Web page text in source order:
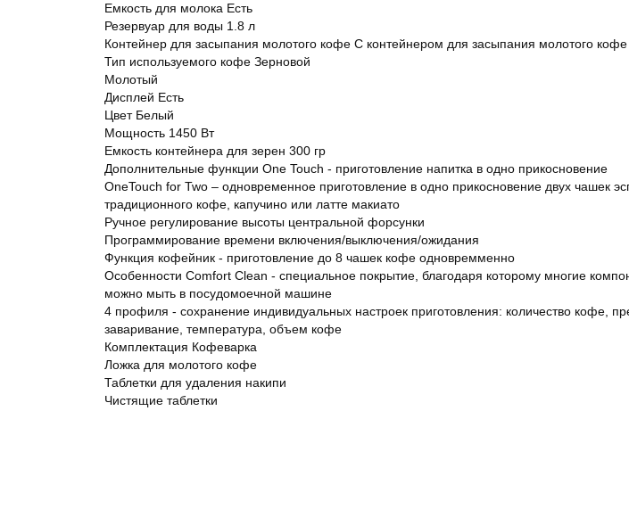
Емкость для молока Есть
Резервуар для воды 1.8 л
Контейнер для засыпания молотого кофе С контейнером для засыпания молотого кофе
Тип используемого кофе Зерновой
Молотый
Дисплей Есть
Цвет Белый
Мощность 1450 Вт
Емкость контейнера для зерен 300 гр
Дополнительные функции One Touch - приготовление напитка в одно прикосновение
OneTouch for Two – одновременное приготовление в одно прикосновение двух чашек
традиционного кофе, капучино или латте макиато
Ручное регулирование высоты центральной форсунки
Программирование времени включения/выключения/ожидания
Функция кофейник - приготовление до 8 чашек кофе одновремменно
Особенности Comfort Clean - специальное покрытие, благодаря которому многие
можно мыть в посудомоечной машине
4 профиля - сохранение индивидуальных настроек приготовления: количество кофе,
заваривание, температура, объем кофе
Комплектация Кофеварка
Ложка для молотого кофе
Таблетки для удаления накипи
Чистящие таблетки